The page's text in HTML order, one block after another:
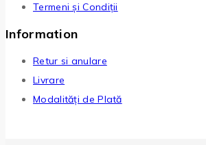
Termeni și Condiții
Information
Retur si anulare
Livrare
Modalități de Plată